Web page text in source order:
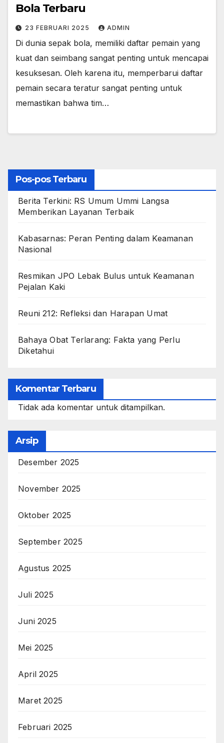
Bola Terbaru
23 FEBRUARI 2025 ADMIN
Di dunia sepak bola, memiliki daftar pemain yang
kuat dan seimbang sangat penting untuk mencapai
kesuksesan. Oleh karena itu, memperbarui daftar
pemain secara teratur sangat penting untuk
memastikan bahwa tim…
Pos-pos Terbaru
Berita Terkini: RS Umum Ummi Langsa
Memberikan Layanan Terbaik
Kabasarnas: Peran Penting dalam Keamanan
Nasional
Resmikan JPO Lebak Bulus untuk Keamanan
Pejalan Kaki
Reuni 212: Refleksi dan Harapan Umat
Bahaya Obat Terlarang: Fakta yang Perlu
Diketahui
Komentar Terbaru
Tidak ada komentar untuk ditampilkan.
Arsip
Desember 2025
November 2025
Oktober 2025
September 2025
Agustus 2025
Juli 2025
Juni 2025
Mei 2025
April 2025
Maret 2025
Februari 2025